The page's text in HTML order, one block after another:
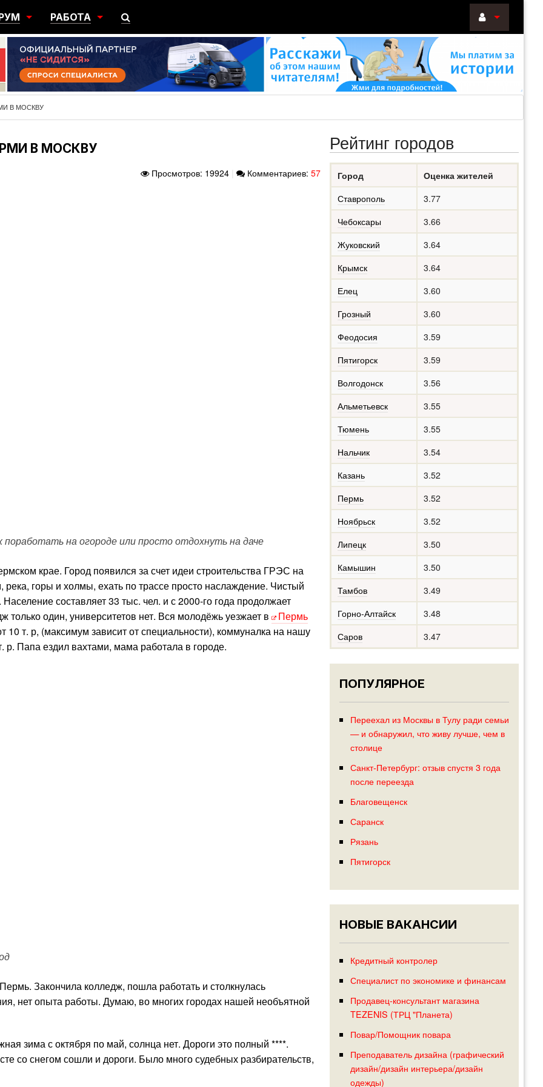
РАБОТА
ПОИСК РАБОТЫ
РАЗМЕСТИТЬ ВАКАНСИЮ
Войти
В МОСКВУ
В МОСКВУ
Просмотров: 19924 Комментариев: 57
на огороде или просто отдохнуть на даче
крае. Город появился за счет идеи строительства ГРЭС на
горы и холмы, ехать по трассе просто наслаждение. Чистый
составляет 33 тыс. чел. и с 2000-го года продолжает
только один, университетов нет. Вся молодёжь уезжает в
Пермь
10 т. р, (максимум зависит от специальности), коммуналка на нашу
р. Папа ездил вахтами, мама работала в городе.
город
Закончила колледж, пошла работать и столкнулась
нет опыта работы. Думаю, во многих городах нашей необъятной
зима с октября по май, солнца нет. Дороги это полный ****.
со снегом сошли и дороги. Было много судебных разбирательств,
Рейтинг городов
Город
Оценка жителей
Ставрополь
3.77
Чебоксары
3.66
Жуковский
3.64
Крымск
3.64
Елец
3.60
Грозный
3.60
Феодосия
3.59
Пятигорск
3.59
Волгодонск
3.56
Альметьевск
3.55
Тюмень
3.55
Нальчик
3.54
Казань
3.52
Пермь
3.52
Ноябрьск
3.52
Липецк
3.50
Камышин
3.50
Тамбов
3.49
Горно-Алтайск
3.48
Саров
3.47
ПОПУЛЯРНОЕ
Переехал из Москвы в Тулу ради семьи
— и обнаружил, что живу лучше, чем в
столице
Санкт-Петербург: отзыв спустя 3 года
после переезда
Благовещенск
Саранск
Рязань
Пятигорск
НОВЫЕ ВАКАНСИИ
Кредитный контролер
Специалист по экономике и финансам
Продавец-консультант магазина
TEZENIS (ТРЦ "Планета)
Повар/Помощник повара
Преподаватель дизайна (графический
дизайн/дизайн интерьера/дизайн
одежды)